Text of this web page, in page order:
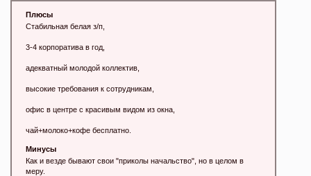
Плюсы
Стабильная белая з/п,
3-4 корпоратива в год,
адекватный молодой коллектив,
высокие требования к сотрудникам,
офис в центре с красивым видом из окна,
чай+молоко+кофе бесплатно.
Минусы
Как и везде бывают свои "приколы начальство", но в целом в
меру.